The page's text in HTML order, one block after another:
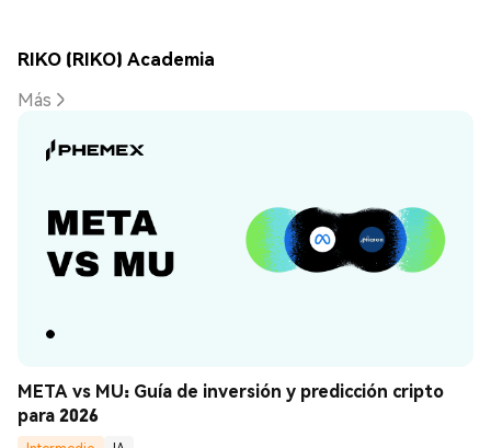
RIKO (RIKO) Academia
Más
META vs MU: Guía de inversión y predicción cripto
para 2026